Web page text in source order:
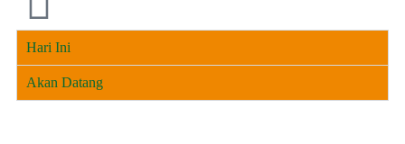
Hari Ini
Akan Datang